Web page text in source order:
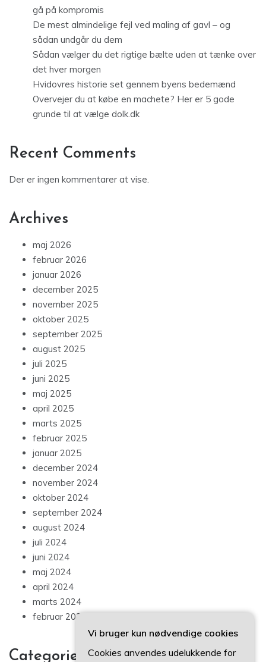
gå på kompromis
De mest almindelige fejl ved maling af gavl – og
sådan undgår du dem
Sådan vælger du det rigtige bælte uden at tænke over
det hver morgen
Hvidovres historie set gennem byens bedemænd
Overvejer du at købe en machete? Her er 5 gode
grunde til at vælge dolk.dk
Recent Comments
Der er ingen kommentarer at vise.
Archives
maj 2026
februar 2026
januar 2026
december 2025
november 2025
oktober 2025
september 2025
august 2025
juli 2025
juni 2025
maj 2025
april 2025
marts 2025
februar 2025
januar 2025
december 2024
november 2024
oktober 2024
september 2024
august 2024
juli 2024
juni 2024
maj 2024
april 2024
marts 2024
februar 2024
Categories
Vi bruger kun nødvendige cookies
Cookies anvendes udelukkende for